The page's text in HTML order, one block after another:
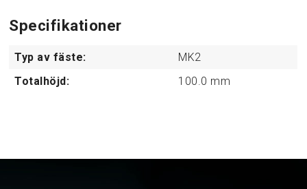
Specifikationer
Typ av fäste:
MK2
Totalhöjd:
100.0 mm